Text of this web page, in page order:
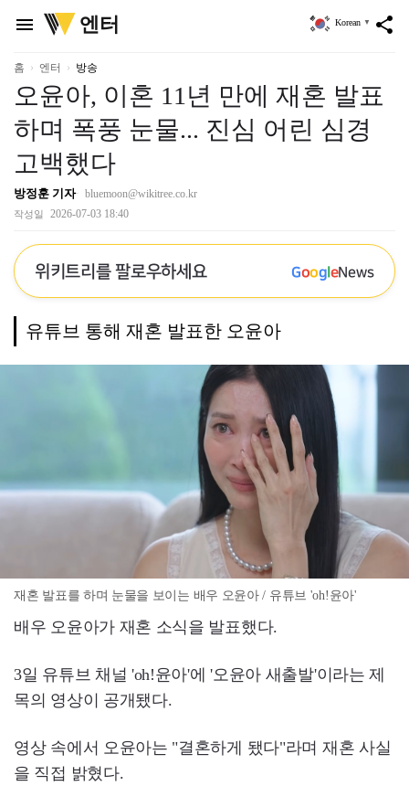
menu
위
키
리
엔터 share
Korean ▼
홈 엔터 방송
오윤아, 이혼 11년 만에 재혼 발표
하며 폭풍 눈물... 진심 어린 심경
고백했다
방정훈 기자 bluemoon@wikitree.co.kr
작성일 2026-07-03 18:40
위키트리를 팔로우하세요 GoogleNews
유튜브 통해 재혼 발표한 오윤아
재혼 발표를 하며 눈물을 보이는 배우 오윤아 / 유튜브 'oh!윤아'
배우 오윤아가 재혼 소식을 발표했다.
3일 유튜브 채널 'oh!윤아'에 '오윤아 새출발'이라는 제
목의 영상이 공개됐다.
영상 속에서 오윤아는 "결혼하게 됐다"라며 재혼 사실
을 직접 밝혔다.